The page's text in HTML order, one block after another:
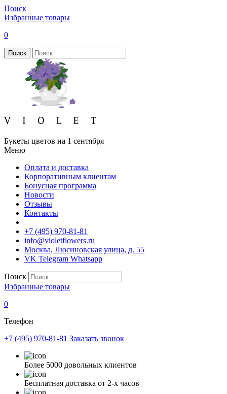
Поиск
Избранные товары
0
Поиск
Букеты цветов на 1 сентября
Меню
Оплата и доставка
Корпоративным клиентам
Бонусная программа
Новости
Отзывы
Контакты
+7 (495) 970-81-81
info@violetflowers.ru
Москва, Люсиновская улица, д. 55
VK Telegram Whatsapp
Поиск
Избранные товары
0
Телефон
+7 (495) 970-81-81 Заказать звонок
Более 5000 довольных клиентов
Бесплатная доставка от 2-х часов